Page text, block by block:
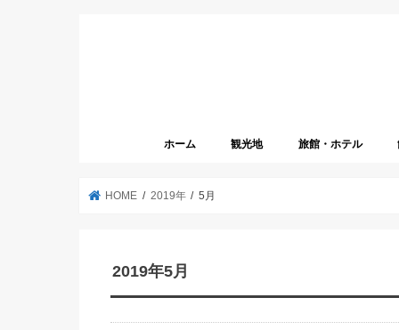
ホーム 観光地 旅館・ホテル
HOME 2019年 5月
2019年5月